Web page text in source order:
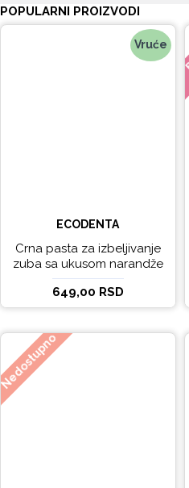
POPULARNI PROIZVODI
Vruće
ECODENTA
Crna pasta za izbeljivanje
zuba sa ukusom narandže
Ecodenta 100 ml
649,00 RSD